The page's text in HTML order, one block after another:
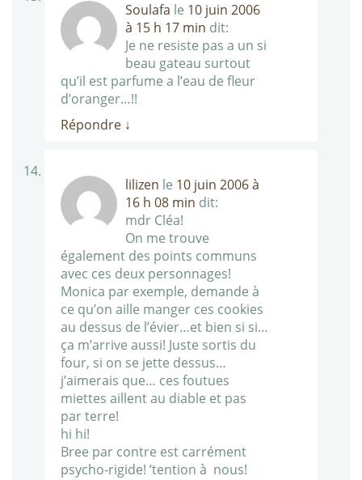
Soulafa le 10 juin 2006
à 15 h 17 min dit:
Je ne resiste pas a un si
beau gateau surtout
qu’il est parfume a l’eau de fleur
d’oranger…!!
Répondre ↓
lilizen le 10 juin 2006 à
16 h 08 min dit:
mdr Cléa!
On me trouve
également des points communs
avec ces deux personnages!
Monica par exemple, demande à
ce qu’on aille manger ces cookies
au dessus de l’évier…et bien si si…
ça m’arrive aussi! Juste sortis du
four, si on se jette dessus…
j’aimerais que… ces foutues
miettes aillent au diable et pas
par terre!
hi hi!
Bree par contre est carrément
psycho-rigide! ‘tention à nous!